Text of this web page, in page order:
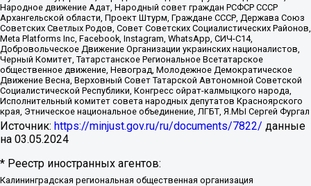
Народное движение Адат, Народный совет граждан РСФСР СССР
Архангельской области, Проект Штурм, Граждане СССР, Держава Союз
Советских Светлых Родов, Совет Советских Социалистических Районов,
Meta Platforms Inc, Facebook, Instagram, WhatsApp, СИЧ-С14,
Добровольческое Движение Организации украинских националистов,
Черный Комитет, Татарстанское Региональное Всетатарское
общественное движение, Невоград, Молодежное Демократическое
Движение Весна, Верховный Совет Татарской Автономной Советской
Социалистической Республики, Конгресс ойрат-калмыцкого народа,
Исполнительный комитет совета народных депутатов Красноярского
края, Этническое национальное объединение, ЛГБТ, Я.МЫ Сергей Фургал
Источник: https://minjust.gov.ru/ru/documents/7822/ данные
на 03.05.2024
* Реестр иностранных агентов:
Калининградская региональная общественная организация "Экозащита!-Женсовет", Фонд содействия защите прав и свобод граждан "Общественный вердикт", Фонд "Институт Развития Свободы Информации", Частное учреждение "Информационное агентство МЕМО. РУ", Региональная общественная организация "Общественная комиссия по сохранению наследия академика Сахарова", Фонд поддержки свободы прессы, Санкт-Петербургская общественная правозащитная организация "Гражданский контроль", Межрегиональная общественная организация "Информационно-просветительский центр "Мемориал", Региональный Фонд "Центр Защиты Прав Средств Массовой Информации", с 05.12.2023 Фонд "Центр Защиты Прав Средств массовой информации", Региональная общественная благотворительная организация помощи беженцам и мигрантам "Гражданское содействие", Негосударственное образовательное учреждение дополнительного профессионального образования (повышение квалификации) специалистов "АКАДЕМИЯ ПО ПРАВАМ ЧЕЛОВЕКА", Свердловская региональная общественная организация "Сутяжник", Автономная некоммерческая организация "Центр независимых социологических исследований", Союз общественных объединений "Российский исследовательский центр по правам человека", Региональное общественное учреждение научно-информационный центр "МЕМОРИАЛ", Некоммерческая организация "Фонд защиты гласности", Автономная некоммерческая организация "Институт прав человека", Городская общественная организация "Екатеринбургское общество "МЕМОРИАЛ", Городская общественная организация "Рязанское историко-просветительское и правозащитное общество "Мемориал" (Рязанский Мемориал), Челябинский региональный орган общественной самодеятельности – женское общественное объединение "Женщины Евразии", Челябинский региональный орган общественной самодеятельности "Уральская правозащитная группа", Фонд содействия защите здоровья и социальной справедливости имени Андрея Рылькова, Автономная Некоммерческая Организация "Аналитический Центр Юрия Левады", Автономная некоммерческая организация социальной поддержки населения "Проект Апрель", Региональная общественная организация помощи женщинам и детям, находящимся в кризисной ситуации "Информационно-методический центр "Анна", Фонд содействия развитию массовых коммуникаций и правовому просвещению "Так-так-Так", Фонд содействия устойчивому развитию "Серебряная тайга", Свердловский региональный общественный фонд социальных проектов "Новое время", "Idel.Реалии", Кавказ.Реалии, Крым.Реалии, Телеканал Настоящее Время, Татаро-башкирская служба Радио Свобода (Azatliq Radiosi), Радио Свободная Европа/Радио Свобода (PCE/PC), "Сибирь.Реалии", "Фактограф", Благотворительный фонд помощи осужденным и их семьям, Автономная некоммерческая организация "Институт глобализации и социальных движений", Фонд "В защиту прав заключенных", Частное учреждение "Центр поддержки и содействия развитию средств массовой информации", Пензенский региональный общественный благотворительный фонд "Гражданский союз", "Север.Реалии", Некоммерческая организация Фонд "Правовая инициатива", Общество с ограниченной ответственностью "Радио Свободная Европа/Радио Свобода", Чешское информационное агентство "MEDIUM-ORIENT", Красноярская региональная общественная организация "Мы против СПИДа", Камалягин Денис Николаевич, Маркелов Сергей Евгеньевич, Пономарев Лев Александрович, Савицкая Людмила Алексеевна, Автономная некоммерческая организация "Центр по работе с проблемой насилия "НАСИЛИЮ.НЕТ", Межрегиональный профессиональный союз работников здравоохранения "Альянс врачей", Юридическое лицо, зарегистрированное в Латвийской Республике, SIA "Medusa Project" (регистрационный номер 40103797863, дата регистрации 10.06.2014), Некоммерческая организация "Фонд по борьбе с коррупцией", Автономная некоммерческая организация "Институт права и публичной политики", Баданин Роман Сергеевич, Гликин Максим Александрович, Железнова Мария Михайловна, Лукьянова Юлия Сергеевна, Маетная Елизавета Витальевна, Маняхин Петр Борисович, Чуракова Ольга Владимировна, Ярош Юлия Петровна, Юридическое лицо "The Insider SIA", зарегистрированное в Риге, Латвийская Республика (дата регистрации 26.06.2015), являющееся администратором доменного имени интернет-издания "The Insider SIA", https://theins.ru, Постернак Алексей Евгеньевич, Рубин Михаил Аркадьевич, Анин Роман Александрович, Юридическое лицо Istories fonds, зарегистрированное в Латвийской Республике (регистрационный номер 50008295751, дата регистрации 24.02.2020), Великовский Дмитрий Александрович, Долинина Ирина Николаевна, Мароховская Алеся Алексеевна, Шлейнов Роман Юрьевич, Шмагун Олеся Валентиновна, Общество с ограниченной ответственностью "Альтаир 2021", Общество с ограниченной ответственностью "Вега 2021", Общество с ограниченной ответственностью "Главный редактор 2021", Общество с ограниченной ответственностью "Ромашки монолит", Важенков Артем Валерьевич, Ивановская областная общественная организация "Центр гендерных исследований", Гурман Юрий Альбертович, Медиапроект "ОВД-Инфо", Егоров Владимир Владимирович, Жилинский Владимир Александрович, Общество с ограниченной ответственностью "ЗП", Иванова София Юрьевна, Карезина Инна Павловна, Кильтау Екатерина Викторовна, Петров Алексей Викторович, Пискунов Сергей Евгеньевич, Смирнов Сергей Сергеевич, Тихонов Михаил Сергеевич, Общество с ограниченной ответственностью "ЖУРНАЛИСТ-ИНОСТРАННЫЙ АГЕНТ", Арапова Галина Юрьевна, Вольтская Татьяна Анатольевна, Американская компания "Mason G.E.S. Anonymous Foundation" (США), являющаяся владельцем интернет-издания https://mnews.world/, Компания "Stichting Bellingcat", зарегистрированная в Нидерландах (дата регистрации 11.07.2018), Захаров Андрей Вячеславович, Клепиковская Екатерина Дмитриевна, Общество с ограниченной ответственностью "МЕМО", Перл Роман Александрович, Симонов Евгений Алексеевич, Соловьева Елена Анатольевна, Сотников Даниил Владимирович, Сурначева Елизавета Дмитриевна, Автономная некоммерческая организация по защите прав человека и информированию населения "Якутия – Наше Мнение", Общество с ограниченной ответственностью "Москоу диджитал медиа", с 26.01.2023 Общество с ограниченной ответственностью "Чайка Белые сады", Ветошкина Валерия Валерьевна, Заговора Максим Александрович, Межрегиональное общественное движение "Российская ЛГБТ - сеть", Оленичев Максим Владимирович, Павлов Иван Юрьевич, Скворцова Елена Сергеевна, Общество с ограниченной ответственностью "Как бы инагент", Кочетков Игорь Викторович, Общество с ограниченной ответственностью "Честные выборы", Еланчик Олег Александрович, Общество с ограниченной ответственностью "Нобелевский призыв", Гималова Регина Эмилевна, Григорьев Андрей Валерьевич, Григорьева Алина Александровна, Ассоциация по содействию защите прав призывников, альтернативнослужащих и военнослужащих "Правозащитная группа "Гражданин.Армия.Право", Хисамова Регина Фаритовна, Автономная некоммерческая организация по реализации социально-правовых программ "Лилит", Дальневосточное общественное движение "Маяк", Санкт-Петербургская ЛГБТ-инициативная группа "Выход", Инициативная группа ЛГБТ+ "Реверс", Алексеев Андрей Викторович, Бекбулатова Таисия Львовна, Беляев Иван Михайлович, Владыкина Елена Сергеевна, Гельман Марат Александрович, Никульшина Вероника Юрьевна, Толоконникова Надежда Андреевна, Шендерович Виктор Анатольевич, Общество с ограниченной ответственностью "Данное сообщение", Общество с ограниченной ответственностью Издательский дом "Новая глава", Айнбиндер Александра Александровна, Московский комьюнити-центр для ЛГБТ+инициатив, Благотворительный фонд развития филантропии, Deutsche Welle (Германия, Kurt-Schumacher-Strasse 3, 53113 Bonn), Борзунова Мария Михайловна, Воробьев Виктор Викторович, Голубева Анна Львовна, Константинова Алла Михайловна, Малкова Ирина Владимировна, Мурадов Мурад Абдулгалимович, Осетинская Елизавета Николаевна, Понасенков Евгений Николаевич, Ганапольский Матвей Юрьевич, Киселев Евгений Алексеевич, Борухович Ирина Григорьевна, Дремин Иван Тимофеевич, Дубровский Дмитрий Викторович, Красноярская региональная общественная организация поддержки и развития альтернативных образовательных технологий и межкультурных коммуникаций "ИНТЕРРА", Маяковская Екатерина Алексеевна, Фейгин Марк Захарович, Филимонов Андрей Викторович, Дзугкоева Регина Николаевна, Доброхотов Роман Александрович, Дудь Юрий Александрович, Елкин Сергей Владимирович, Кругликов Кирилл Игоревич, Сабунаева Мария Леонидовна, Семенов Алексей Владимирович, Шаинян Карен Багратович, Шульман Екатерина Михайловна, Асафьев Артур Валерьевич, Вахштайн Виктор Семенович, Венедиктов Алексей Алексеевич, Лушникова Екатерина Евгеньевна, Волков Леонид Михайлович, Невзоров Александр Глебович, Пархоменко Сергей Борисович, Сироткин Ярослав Николаевич, Кара-Мурза Владимир Владимирович, Баранова Наталья Владимировна, Гозман Леонид Яковлевич, Кагарлицкий Борис Юльевич, Климарев Михаил Валерьевич, Милов Владимир Станиславович, Автономная некоммерческая организация Краснодарский центр современного искусства "Типография", Моргенштерн Алишер Тагирович, Соболь Любовь Эдуардовна, Общество с ограниченной ответственностью "ЛИЗА НОРМ", Каспаров Гарри Кимович, Ходорковский Михаил Борисович, Общество с ограниченной ответственностью "Апрельские тезисы", Данилович Ирина Брониславовна, Кашин Олег Владимирович, Петров Николай Владимирович, Пивоваров Алексей Владимирович, Соколов Михаил Владимирович, Цветкова Юлия Владимировна, Чичваркин Евгений Александрович, Комитет против пыток/Команда против пыток, Общество с ограниченной ответственностью "Первый научный", Общество с ограниченной ответственностью "Вертолет и ко", Белоцерковская Вероника Борисовна, Кац Максим Евгеньевич, Лазарева Татьяна Юрьевна, Шаведдинов Руслан Табризович, Яшин Илья Валерьевич, Общество с ограниченной ответственностью "Иноагент ААВ", Алешковский Дмитрий Петрович, Альбац Евгения Марковна, Быков Дмитрий Львович, Галямина Юлия Евгеньевна, Лойко Сергей Леонидович, Мартынов Кирилл Константинович, Медведев Сергей Александрович, Крашенинников Федор Геннадиевич, Гордеева Катерина Вл